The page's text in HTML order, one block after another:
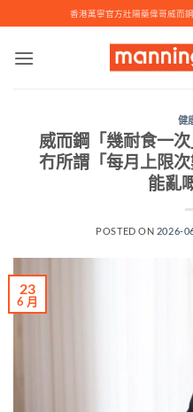
to
content
香港萬寧官方壯陽藥偉哥威而
健
威而鋼「幾耐食一
冇所謂「每月上限
能亂
POSTED ON 2026-
23
6 月